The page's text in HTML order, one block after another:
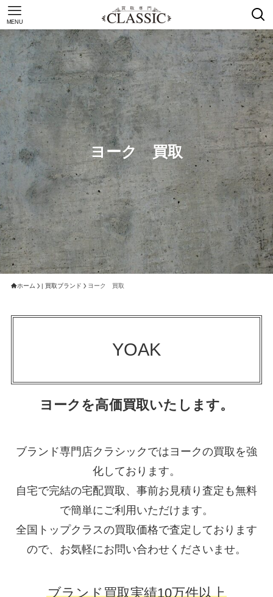
MENU
ヨーク 買取
ホーム | 買取ブランド ヨーク 買取
YOAK
ヨークを高価買取いたします。
ブランド専門店クラシックではヨークの買取を強
化しております。
自宅で完結の宅配買取、事前お見積り査定も無料
で簡単にご利用いただけます。
全国トップクラスの買取価格で査定しております
ので、お気軽にお問い合わせくださいませ。
ブランド買取実績10万件以上